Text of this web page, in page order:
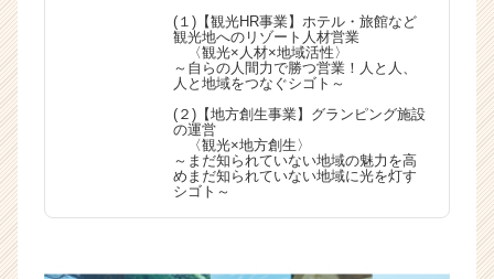
(１)【観光HR事業】ホテル・旅館など
観光地へのリゾート人材営業
〈観光×人材×地域活性〉
～自らの人間力で勝つ営業！人と人、
人と地域をつなぐシゴト～
(２)【地方創生事業】グランピング施設
の運営
〈観光×地方創生〉
～まだ知られていない地域の魅力を高
めまだ知られていない地域に光を灯す
シゴト～